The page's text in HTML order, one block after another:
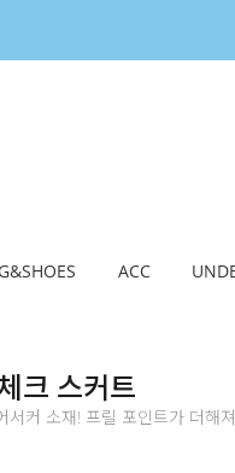
ACC
크 스커트
서커 소재! 프릴 포인트가 더해